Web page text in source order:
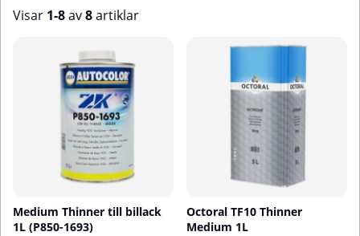
Visar 1-8av8artiklar
Medium Thinner till billack
1L (P850-1693)
Octoral TF10 Thinner
Medium 1L